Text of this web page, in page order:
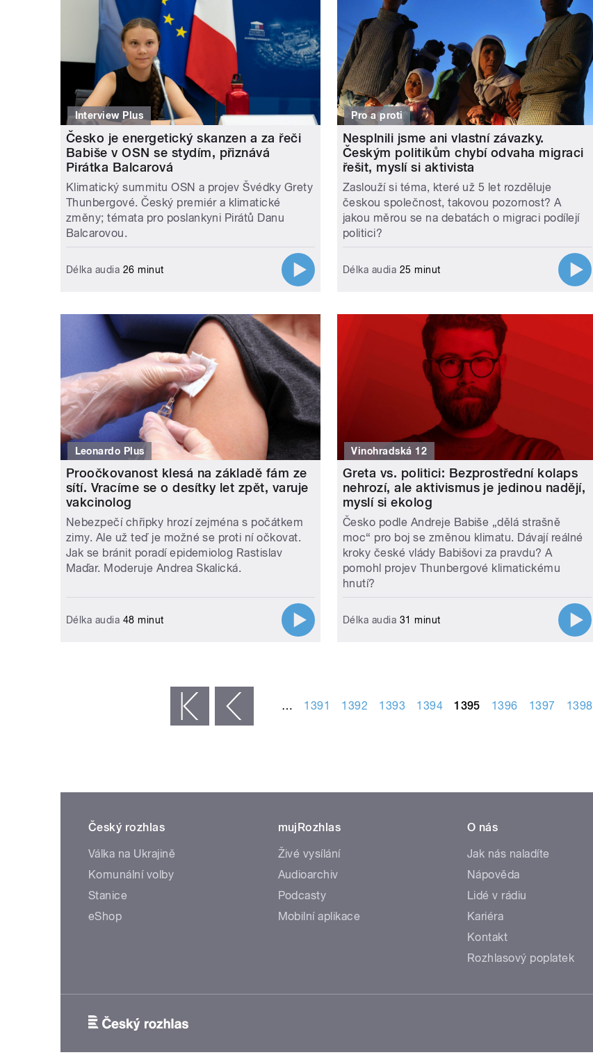
Interview Plus
Česko je energetický skanzen a za řeči
Babiše v OSN se stydím, přiznává
Pirátka Balcarová
Klimatický summitu OSN a projev Švédky Grety
Thunbergové. Český premiér a klimatické
změny; témata pro poslankyni Pirátů Danu
Balcarovou.
Délka audia 26 minut
Pro a proti
Nesplnili jsme ani vlastní závazky.
Českým politikům chybí odvaha migraci
řešit, myslí si aktivista
Zaslouží si téma, které už 5 let rozděluje
českou společnost, takovou pozornost? A
jakou měrou se na debatách o migraci podílejí
politici?
Délka audia 25 minut
Leonardo Plus
Proočkovanost klesá na základě fám ze
sítí. Vracíme se o desítky let zpět, varuje
vakcinolog
Nebezpečí chřipky hrozí zejména s počátkem
zimy. Ale už teď je možné se proti ní očkovat.
Jak se bránit poradí epidemiolog Rastislav
Maďar. Moderuje Andrea Skalická.
Délka audia 48 minut
Vinohradská 12
Greta vs. politici: Bezprostřední kolaps
nehrozí, ale aktivismus je jedinou nadějí,
myslí si ekolog
Česko podle Andreje Babiše „dělá strašně
moc“ pro boj se změnou klimatu. Dávají reálné
kroky české vlády Babišovi za pravdu? A
pomohl projev Thunbergové klimatickému
hnutí?
Délka audia 31 minut
‹ předchozí … 1391 1392 1393 1394 1395 1396 1397 1398
Český rozhlas
Válka na Ukrajině
Komunální volby
Stanice
eShop
mujRozhlas
Živé vysílání
Audioarchiv
Podcasty
Mobilní aplikace
O nás
Jak nás naladíte
Nápověda
Lidé v rádiu
Kariéra
Kontakt
Rozhlasový poplatek